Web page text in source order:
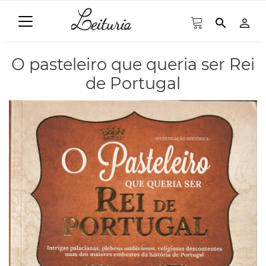
search person_outline
O pasteleiro que queria ser Rei
de Portugal